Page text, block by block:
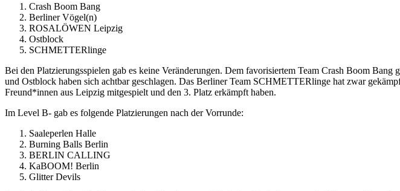
Crash Boom Bang
Berliner Vögel(n)
ROSALÖWEN Leipzig
Ostblock
SCHMETTERlinge
Bei den Platzierungsspielen gab es keine Veränderungen. Dem favorisiertem Team Crash Boom
und Ostblock haben sich achtbar geschlagen. Das Berliner Team SCHMETTERlinge hat zwar
Freund*innen aus Leipzig mitgespielt und den 3. Platz erkämpft haben.
Im Level B- gab es folgende Platzierungen nach der Vorrunde:
Saaleperlen Halle
Burning Balls Berlin
BERLIN CALLING
KaBOOM! Berlin
Glitter Devils